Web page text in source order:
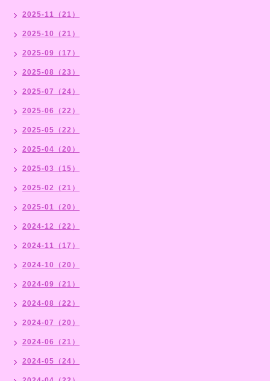
2025-11（21）
2025-10（21）
2025-09（17）
2025-08（23）
2025-07（24）
2025-06（22）
2025-05（22）
2025-04（20）
2025-03（15）
2025-02（21）
2025-01（20）
2024-12（22）
2024-11（17）
2024-10（20）
2024-09（21）
2024-08（22）
2024-07（20）
2024-06（21）
2024-05（24）